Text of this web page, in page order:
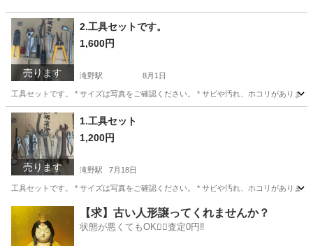
売ります
2.工具セットです。
1,600円
滝野駅 8月1日
工具セットです。 * サイズは写真をご確認ください。 * サビや汚れ、ホコリがありま
兵庫 加東市 滝野駅 その他
売ります
1.工具セット
1,200円
滝野駅 7月18日
工具セットです。 * サイズは写真をご確認ください。 * サビや汚れ、ホコリがありま
滝野駅 その他
【求】古い人形譲ってくれませんか？
状態が悪くてもOK🙆‍♀️査定0円‼️